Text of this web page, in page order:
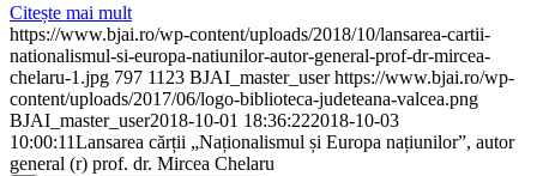
Citește mai mult
https://www.bjai.ro/wp-content/uploads/2018/10/lansarea-cartii-
nationalismul-si-europa-natiunilor-autor-general-prof-dr-mircea-
chelaru-1.jpg 797 1123 BJAI_master_user https://www.bjai.ro/wp-
content/uploads/2017/06/logo-biblioteca-judeteana-valcea.png
BJAI_master_user2018-10-01 18:36:222018-10-03
10:00:11Lansarea cărții „Naționalismul și Europa națiunilor”, autor
general (r) prof. dr. Mircea Chelaru